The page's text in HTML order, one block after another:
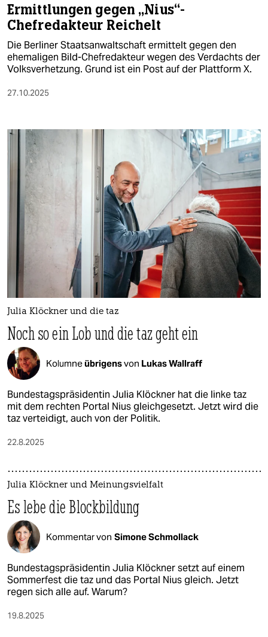
Ermittlungen gegen „Nius“-
Chefredakteur Reichelt
Die Berliner Staatsanwaltschaft ermittelt gegen den
ehemaligen Bild-Chefredakteur wegen des Verdachts der
Volksverhetzung. Grund ist ein Post auf der Plattform X.
27.10.2025
Julia Klöckner und die taz
Noch so ein Lob und die taz geht ein
Kolumneübrigensvon Lukas Wallraff
Bundestagspräsidentin Julia Klöckner hat die linke taz
mit dem rechten Portal Nius gleichgesetzt. Jetzt wird die
taz verteidigt, auch von der Politik.
22.8.2025
Julia Klöckner und Meinungsvielfalt
Es lebe die Blockbildung
Kommentar von Simone Schmollack
Bundestagspräsidentin Julia Klöckner setzt auf einem
Sommerfest die taz und das Portal Nius gleich. Jetzt
regen sich alle auf. Warum?
19.8.2025